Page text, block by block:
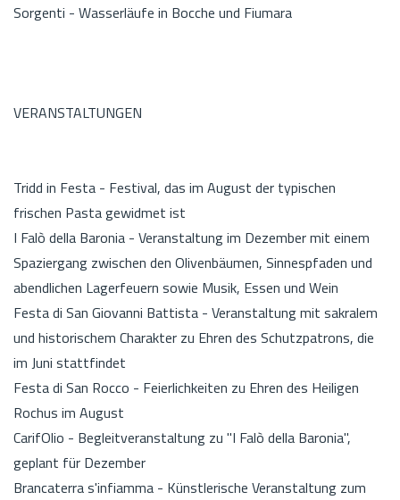
Sorgenti - Wasserläufe in Bocche und Fiumara
VERANSTALTUNGEN
Tridd in Festa - Festival, das im August der typischen
frischen Pasta gewidmet ist
I Falò della Baronia - Veranstaltung im Dezember mit einem
Spaziergang zwischen den Olivenbäumen, Sinnespfaden und
abendlichen Lagerfeuern sowie Musik, Essen und Wein
Festa di San Giovanni Battista - Veranstaltung mit sakralem
und historischem Charakter zu Ehren des Schutzpatrons, die
im Juni stattfindet
Festa di San Rocco - Feierlichkeiten zu Ehren des Heiligen
Rochus im August
CarifOlio - Begleitveranstaltung zu "I Falò della Baronia",
geplant für Dezember
Brancaterra s'infiamma - Künstlerische Veranstaltung zum